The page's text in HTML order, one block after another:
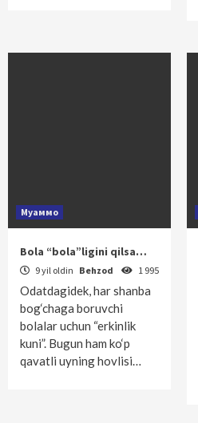
Муаммо
Bola “bola”ligini qilsa…
9 yil oldin Behzod 1 995
Odatdagidek, har shanba
bog‘chaga boruvchi
bolalar uchun “erkinlik
kuni”. Bugun ham ko‘p
qavatli uyning hovlisi…